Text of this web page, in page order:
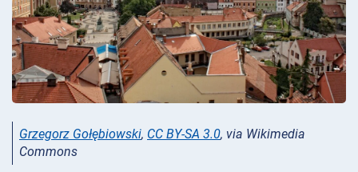
Grzegorz Gołębiowski, CC BY-SA 3.0, via Wikimedia
Commons